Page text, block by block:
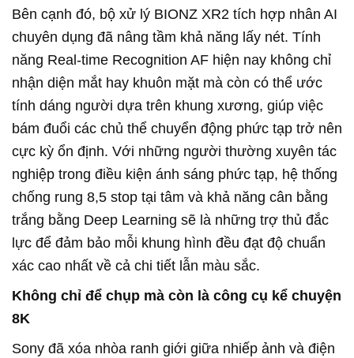
Bên cạnh đó, bộ xử lý BIONZ XR2 tích hợp nhân AI
chuyên dụng đã nâng tầm khả năng lấy nét. Tính
năng Real-time Recognition AF hiện nay không chỉ
nhận diện mắt hay khuôn mặt mà còn có thể ước
tính dáng người dựa trên khung xương, giúp việc
bám đuổi các chủ thể chuyển động phức tạp trở nên
cực kỳ ổn định. Với những người thường xuyên tác
nghiệp trong điều kiện ánh sáng phức tạp, hệ thống
chống rung 8,5 stop tại tâm và khả năng cân bằng
trắng bằng Deep Learning sẽ là những trợ thủ đắc
lực để đảm bảo mỗi khung hình đều đạt độ chuẩn
xác cao nhất về cả chi tiết lẫn màu sắc.
Không chỉ để chụp mà còn là công cụ kể chuyện
8K
Sony đã xóa nhòa ranh giới giữa nhiếp ảnh và điện